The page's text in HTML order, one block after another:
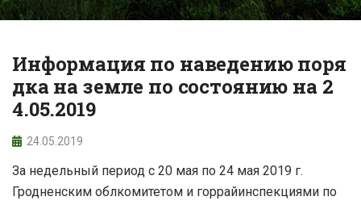
Информация по наведению поря
дка на земле по состоянию на 2
4.05.2019
24.05.2019
За недельный период с 20 мая по 24 мая 2019 г.
Гродненским облкомитетом и горрайинспекциями по